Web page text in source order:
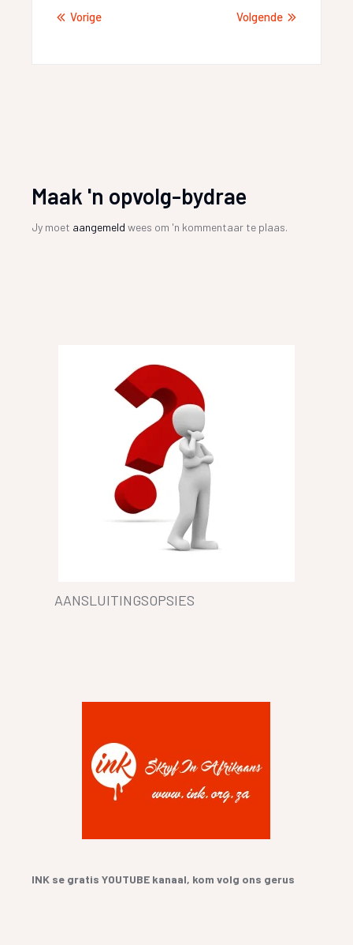
Vorige Volgende
Maak 'n opvolg-bydrae
Jy moet aangemeld wees om 'n kommentaar te plaas.
AANSLUITINGSOPSIES
INK se gratis YOUTUBE kanaal, kom volg ons gerus